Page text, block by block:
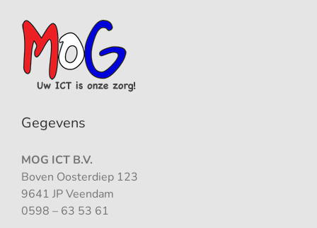
Gegevens
MOG ICT B.V.
Boven Oosterdiep 123
9641 JP Veendam
0598 – 63 53 61